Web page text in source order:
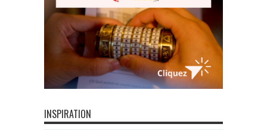
INSPIRATION